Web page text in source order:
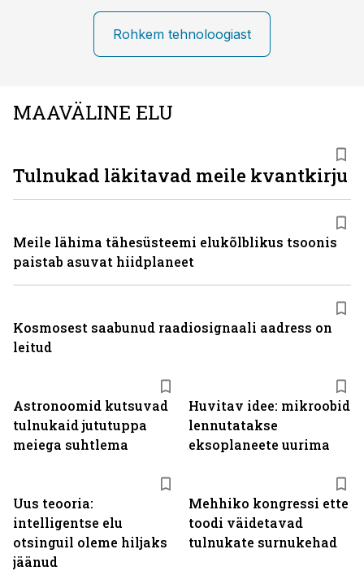
Rohkem tehnoloogiast
MAAVÄLINE ELU
Astronoomid kutsuvad
tulnukaid jututuppa
meiega suhtlema
Huvitav idee: mikroobid
lennutatakse
eksoplaneete uurima
Uus teooria:
intelligentse elu
otsinguil oleme hiljaks
jäänud
Mehhiko kongressi ette
toodi väidetavad
tulnukate surnukehad
Tulnukad läkitavad meile kvantkirju
Meile lähima tähesüsteemi elukõlblikus tsoonis
paistab asuvat hiidplaneet
Kosmosest saabunud raadiosignaali aadress on
leitud